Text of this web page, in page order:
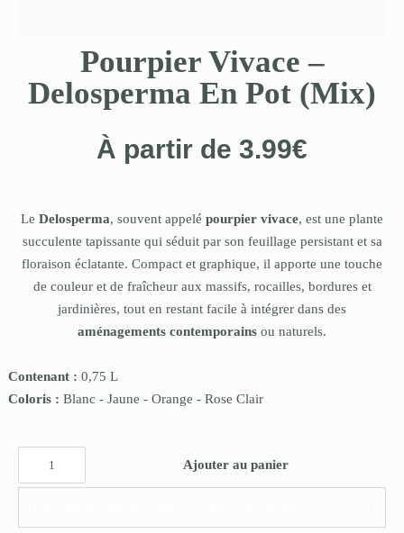
Pourpier Vivace –
Delosperma En Pot (Mix)
À partir de 3.99€
Le Delosperma, souvent appelé pourpier vivace, est une plante
succulente tapissante qui séduit par son feuillage persistant et sa
floraison éclatante. Compact et graphique, il apporte une touche
de couleur et de fraîcheur aux massifs, rocailles, bordures et
jardinières, tout en restant facile à intégrer dans des
aménagements contemporains ou naturels.
Contenant : 0,75 L
Coloris : Blanc - Jaune - Orange - Rose Clair
Ajouter au panier